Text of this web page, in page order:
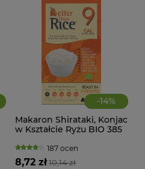
-14%
Makaron Shirataki, Konjac
w Kształcie Ryżu BIO 385
187 ocen
10,14 zł
8,72 zł